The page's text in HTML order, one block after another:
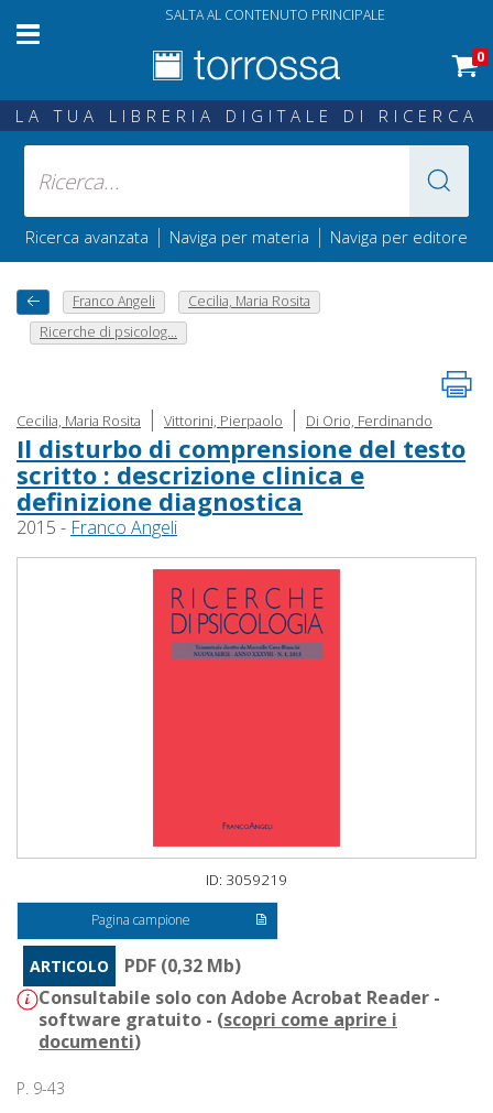
SALTA AL CONTENUTO PRINCIPALE
0
LA TUA LIBRERIA DIGITALE DI RICERCA
Ricerca avanzata | Naviga per materia | Naviga per editore
Franco Angeli
Cecilia, Maria Rosita
Ricerche di psicolog...
Cecilia, Maria Rosita | Vittorini, Pierpaolo | Di Orio, Ferdinando
Il disturbo di comprensione del testo
scritto : descrizione clinica e
definizione diagnostica
2015 - Franco Angeli
ID: 3059219
Pagina campione
ARTICOLO
PDF (0,32 Mb)
Consultabile solo con Adobe Acrobat Reader -
software gratuito - (scopri come aprire i
documenti)
P. 9-43